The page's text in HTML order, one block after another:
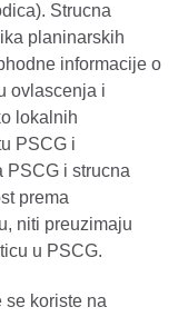
Strucna
planinarskih
informacije o
ovlascenja i
lokalnih
PSCG i
PSCG i strucna
prema
niti preuzimaju
u PSCG.
se koriste na